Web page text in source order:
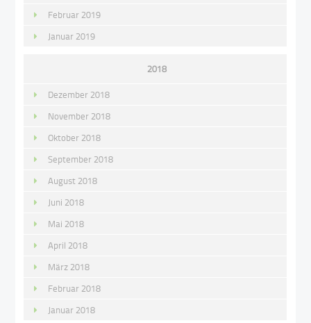
Februar 2019
Januar 2019
2018
Dezember 2018
November 2018
Oktober 2018
September 2018
August 2018
Juni 2018
Mai 2018
April 2018
März 2018
Februar 2018
Januar 2018